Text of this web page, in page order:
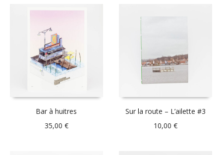
Bar à huitres
35,00 €
Sur la route – L’ailette #3
10,00€